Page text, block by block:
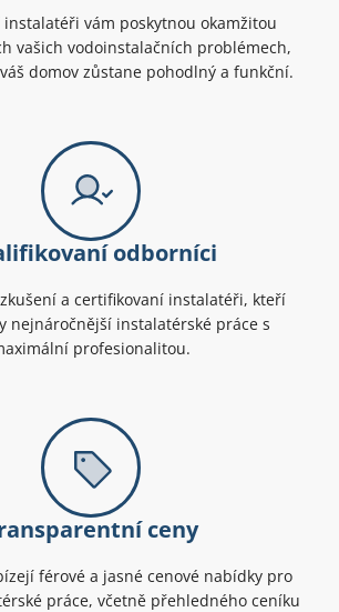
instalatéři vám poskytnou okamžitou
vašich vodoinstalačních problémech,
domov zůstane pohodlný a funkční.
odborníci
a certifikovaní instalatéři, kteří
nejnáročnější instalatérské práce s
profesionalitou.
ceny
férové a jasné cenové nabídky pro
práce, včetně přehledného ceníku